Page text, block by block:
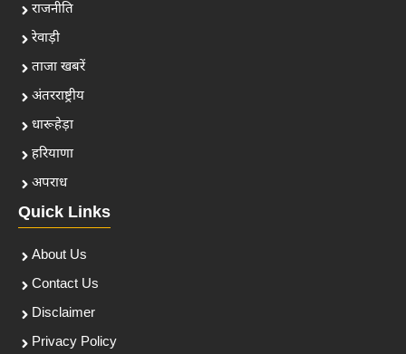
राजनीति
रेवाड़ी
ताजा खबरें
अंतरराष्ट्रीय
धारूहेड़ा
हरियाणा
अपराध
Quick Links
About Us
Contact Us
Disclaimer
Privacy Policy